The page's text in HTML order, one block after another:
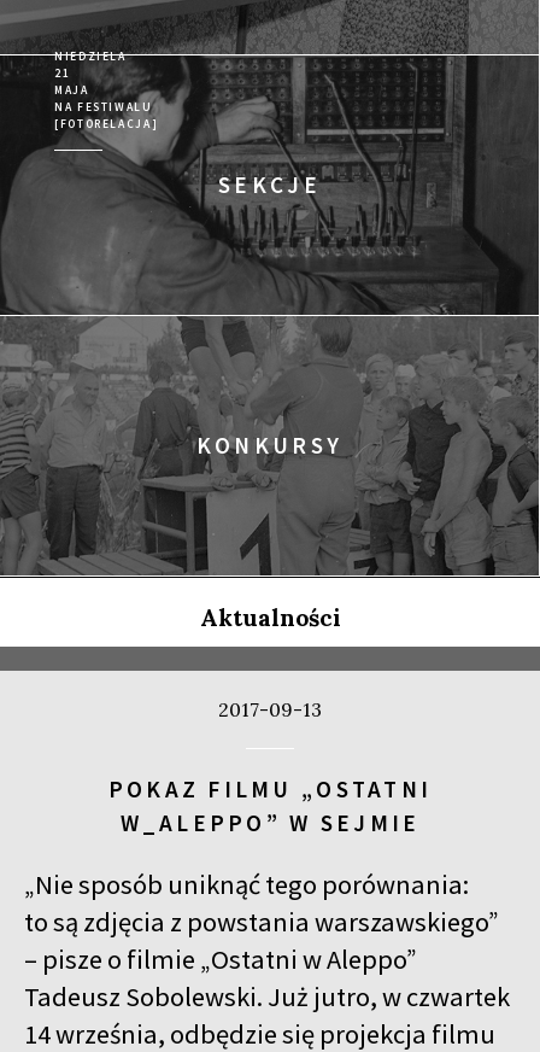
NIEDZIELA
21
MAJA
NA FESTIWALU
[FOTORELACJA]
SEKCJE
KONKURSY
Aktualności
2017-09-13
POKAZ FILMU „OSTATNI
W_ALEPPO” W SEJMIE
„Nie sposób uniknąć tego porównania:
to są zdjęcia z powstania warszawskiego”
– pisze o filmie „Ostatni w Aleppo”
Tadeusz Sobolewski. Już jutro, w czwartek
14 września, odbędzie się projekcja filmu